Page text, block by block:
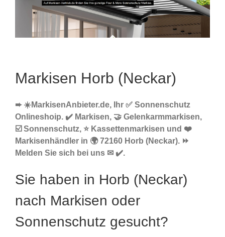
Markisen Horb (Neckar)
➨ ☀️MarkisenAnbieter.de, Ihr ✅ Sonnenschutz
Onlineshoip. ✔️ Markisen, 🤝 Gelenkarmmarkisen,
☑️ Sonnenschutz, ⭐ Kassettenmarkisen und ❤️
Markisenhändler in 🌍 72160 Horb (Neckar). ⏩
Melden Sie sich bei uns ✉ ✔️.
Sie haben in Horb (Neckar)
nach Markisen oder
Sonnenschutz gesucht?